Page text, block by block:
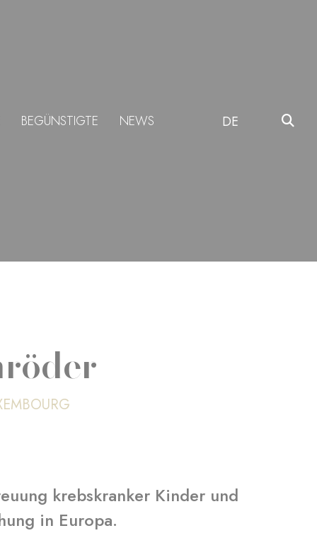
BEGÜNSTIGTE NEWS DE
krebskranker Kinder und
in Europa.